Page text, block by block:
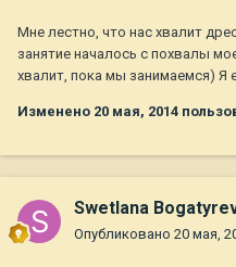
Мне лестно, что нас хвалит
занятие началось с похвалы
хвалит, пока мы занимаемся) Я
Изменено 20 мая, 2014
Swetlana
Опубликовано 20 мая,